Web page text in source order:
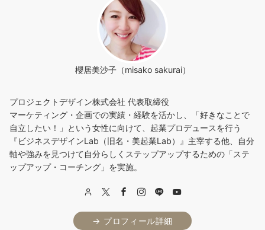
櫻居美沙子（misako sakurai）
プロジェクトデザイン株式会社 代表取締役
マーケティング・企画での実績・経験を活かし、「好きなことで
自立したい！」という女性に向けて、起業プロデュースを行う
『ビジネスデザインLab（旧名・美起業Lab）』主宰する他、自分
軸や強みを見つけて自分らしくステップアップするための「ステ
ップアップ・コーチング」を実施。
→ プロフィール詳細